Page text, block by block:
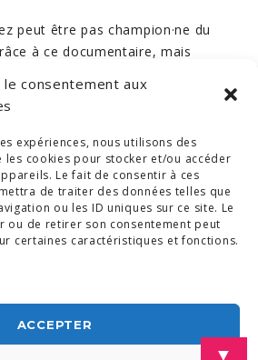
le consentement aux
expériences, nous utilisons des
les cookies pour stocker et/ou accéder
Le fait de consentir à ces
de traiter des données telles que
ou les ID uniques sur ce site. Le
ou de retirer son consentement peut
certaines caractéristiques et fonctions.
ACCEPTER
peut être pas champion·ne du
à ce documentaire, mais
VOUS À NOTRE NEWSLETTER
DEMAIN -
GÉNÉRALES
▼